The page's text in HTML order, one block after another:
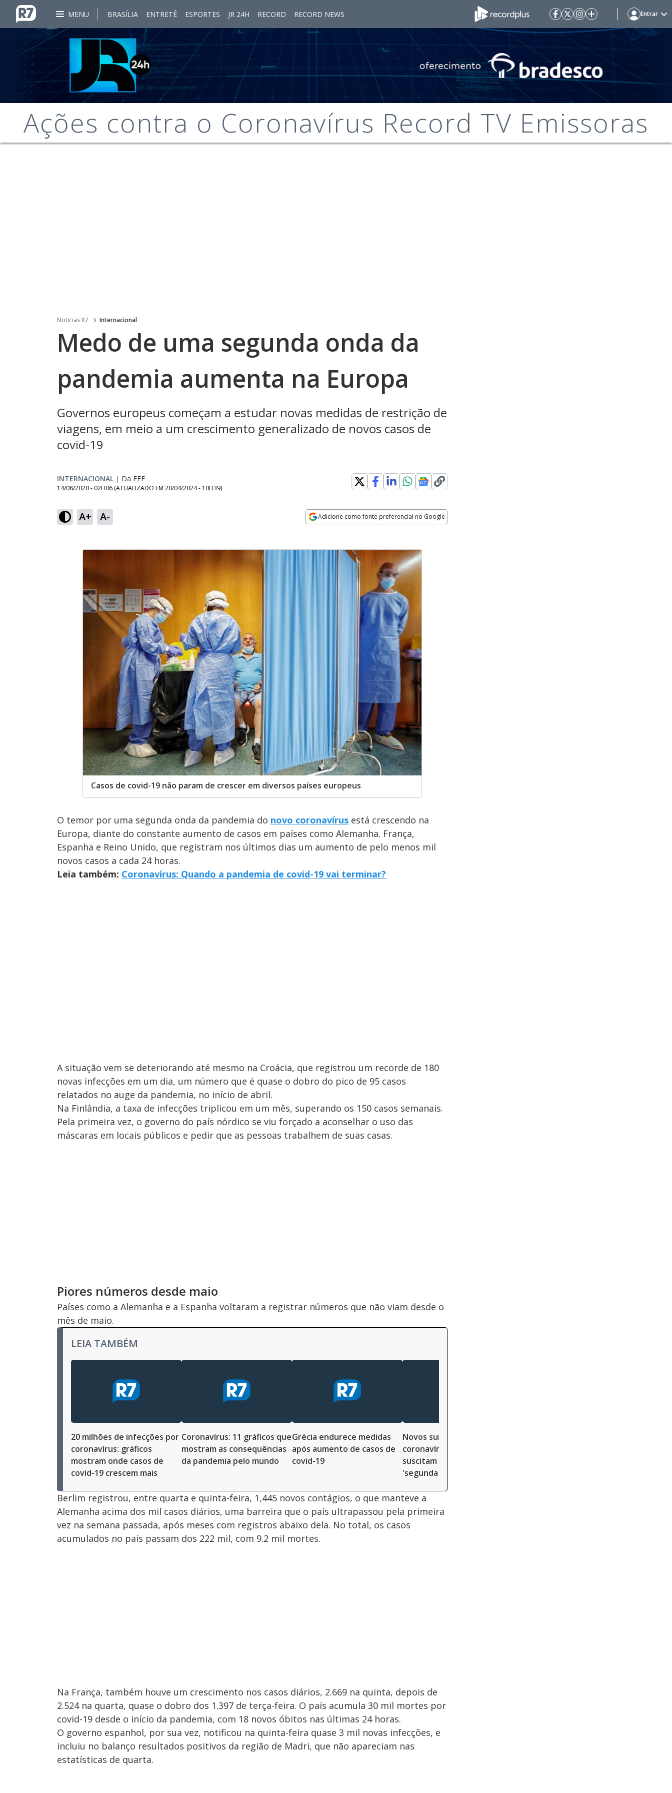
MENU BRASÍLIA ENTRETÊ ESPORTES JR 24H RECORD RECORD NEWS Entrar
Ações contra o Coronavírus Record TV Emissoras
Noticias R7 Internacional
Medo de uma segunda onda da
pandemia aumenta na Europa
Governos europeus começam a estudar novas medidas de restrição de
viagens, em meio a um crescimento generalizado de novos casos de
covid-19
INTERNACIONAL | Da EFE
14/08/2020 - 02H06 (ATUALIZADO EM 20/04/2024 - 10H39)
A+ A- Adicione como fonte preferencial no Google
Casos de covid-19 não param de crescer em diversos países europeus
O temor por uma segunda onda da pandemia do novo coronavírus está crescendo na
Europa, diante do constante aumento de casos em países como Alemanha. França,
Espanha e Reino Unido, que registram nos últimos dias um aumento de pelo menos mil
novos casos a cada 24 horas.
Leia também: Coronavírus: Quando a pandemia de covid-19 vai terminar?
A situação vem se deteriorando até mesmo na Croácia, que registrou um recorde de 180
novas infecções em um dia, um número que é quase o dobro do pico de 95 casos
relatados no auge da pandemia, no início de abril.
Na Finlândia, a taxa de infecções triplicou em um mês, superando os 150 casos semanais.
Pela primeira vez, o governo do país nórdico se viu forçado a aconselhar o uso das
máscaras em locais públicos e pedir que as pessoas trabalhem de suas casas.
Piores números desde maio
Países como a Alemanha e a Espanha voltaram a registrar números que não viam desde o
mês de maio.
LEIA TAMBÉM
20 milhões de infecções por
coronavírus: gráficos
mostram onde casos de
covid-19 crescem mais
Coronavírus: 11 gráficos que
mostram as consequências
da pandemia pelo mundo
Grécia endurece medidas
após aumento de casos de
covid-19
Novos surtos de
coronavírus na Espanha
suscitam temores de
'segunda onda' na Europa
Berlim registrou, entre quarta e quinta-feira, 1,445 novos contágios, o que manteve a
Alemanha acima dos mil casos diários, uma barreira que o país ultrapassou pela primeira
vez na semana passada, após meses com registros abaixo dela. No total, os casos
acumulados no país passam dos 222 mil, com 9.2 mil mortes.
Na França, também houve um crescimento nos casos diários, 2.669 na quinta, depois de
2.524 na quarta, quase o dobro dos 1.397 de terça-feira. O país acumula 30 mil mortes por
covid-19 desde o início da pandemia, com 18 novos óbitos nas últimas 24 horas.
O governo espanhol, por sua vez, notificou na quinta-feira quase 3 mil novas infecções, e
incluiu no balanço resultados positivos da região de Madri, que não apareciam nas
estatísticas de quarta.